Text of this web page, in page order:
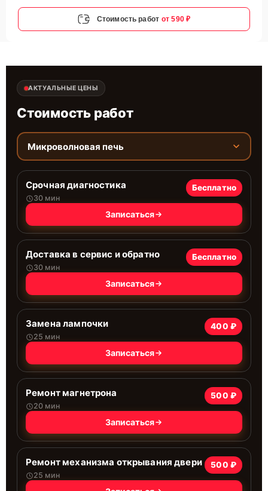
Стоимость работ от 590 ₽
АКТУАЛЬНЫЕ ЦЕНЫ
Стоимость работ
Микроволновая печь
Срочная диагностика
30 мин
Бесплатно
Записаться
Доставка в сервис и обратно
30 мин
Бесплатно
Записаться
Замена лампочки
25 мин
400 ₽
Записаться
Ремонт магнетрона
20 мин
500 ₽
Записаться
Ремонт механизма открывания двери
25 мин
500 ₽